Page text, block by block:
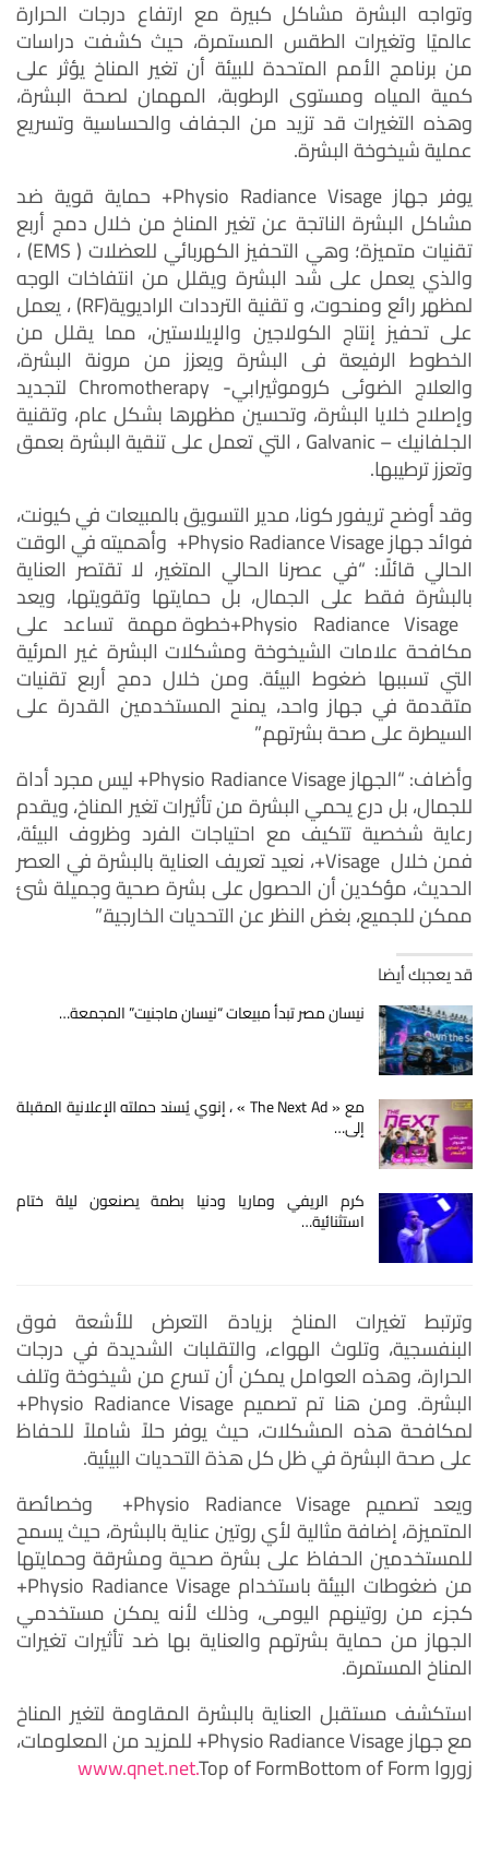
وتواجه البشرة مشاكل كبيرة مع ارتفاع درجات الحرارة
عالميًا وتغيرات الطقس المستمرة، حيث كشفت دراسات
من برنامج الأمم المتحدة للبيئة أن تغير المناخ يؤثر على
كمية المياه ومستوى الرطوبة، المهمان لصحة البشرة،
وهذه التغيرات قد تزيد من الجفاف والحساسية وتسريع
عملية شيخوخة البشرة.
يوفر جهاز Physio Radiance Visage+ حماية قوية ضد
مشاكل البشرة الناتجة عن تغير المناخ من خلال دمج أربع
تقنيات متميزة؛ وهي التحفيز الكهربائي للعضلات ( EMS) ،
والذي يعمل على شد البشرة ويقلل من انتفاخات الوجه
لمظهر رائع ومنحوت، و تقنية الترددات الراديوية(RF) ، يعمل
على تحفيز إنتاج الكولاجين والإيلاستين، مما يقلل من
الخطوط الرفيعة فى البشرة ويعزز من مرونة البشرة،
والعلاج الضوئى كروموثيرابي- Chromotherapy لتجديد
وإصلاح خلايا البشرة، وتحسين مظهرها بشكل عام، وتقنية
الجلفانيك – Galvanic ، التي تعمل على تنقية البشرة بعمق
وتعزز ترطيبها.
وقد أوضح تريفور كونا، مدير التسويق بالمبيعات في كيونت،
فوائد جهاز Physio Radiance Visage+ وأهميته في الوقت
الحالي قائلًا: “في عصرنا الحالي المتغير، لا تقتصر العناية
بالبشرة فقط على الجمال، بل حمايتها وتقويتها، ويعد
Physio Radiance Visage+خطوة مهمة تساعد على
مكافحة علامات الشيخوخة ومشكلات البشرة غير المرئية
التي تسببها ضغوط البيئة. ومن خلال دمج أربع تقنيات
متقدمة في جهاز واحد، يمنح المستخدمين القدرة على
السيطرة على صحة بشرتهم.”
وأضاف: “الجهاز Physio Radiance Visage+ ليس مجرد أداة
للجمال، بل درع يحمي البشرة من تأثيرات تغير المناخ، ويقدم
رعاية شخصية تتكيف مع احتياجات الفرد وظروف البيئة،
فمن خلال Visage+، نعيد تعريف العناية بالبشرة في العصر
الحديث، مؤكدين أن الحصول على بشرة صحية وجميلة شئ
ممكن للجميع، بغض النظر عن التحديات الخارجية.”
قد يعجبك أيضا
نيسان مصر تبدأ مبيعات “نيسان ماجنيت” المجمعة…
مع « The Next Ad » ، إنوي يُسند حملته الإعلانية المقبلة
إلى…
كرم الريفي وماريا ودنيا بطمة يصنعون ليلة ختام
استثنائية…
وترتبط تغيرات المناخ بزيادة التعرض للأشعة فوق
البنفسجية، وتلوث الهواء، والتقلبات الشديدة في درجات
الحرارة، وهذه العوامل يمكن أن تسرع من شيخوخة وتلف
البشرة. ومن هنا تم تصميم Physio Radiance Visage+
لمكافحة هذه المشكلات، حيث يوفر حلاً شاملاً للحفاظ
على صحة البشرة في ظل كل هذة التحديات البيئية.
ويعد تصميم Physio Radiance Visage+ وخصائصة
المتميزة، إضافة مثالية لأي روتين عناية بالبشرة، حيث يسمح
للمستخدمين الحفاظ على بشرة صحية ومشرقة وحمايتها
من ضغوطات البيئة باستخدام Physio Radiance Visage+
كجزء من روتينهم اليومى، وذلك لأنه يمكن مستخدمي
الجهاز من حماية بشرتهم والعناية بها ضد تأثيرات تغيرات
المناخ المستمرة.
استكشف مستقبل العناية بالبشرة المقاومة لتغير المناخ
مع جهاز Physio Radiance Visage+ للمزيد من المعلومات،
زوروا www.qnet.net.Top of FormBottom of Form